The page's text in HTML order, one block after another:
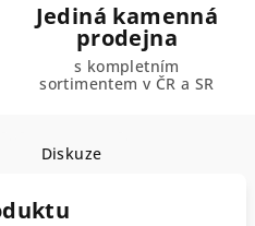
Jediná kamenná
prodejna
s kompletním
sortimentem v ČR a SR
Diskuze